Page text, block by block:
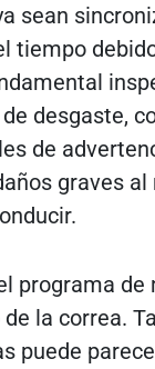
sean
tiempo
desgaste,
de
graves
programa
la correa.
puede